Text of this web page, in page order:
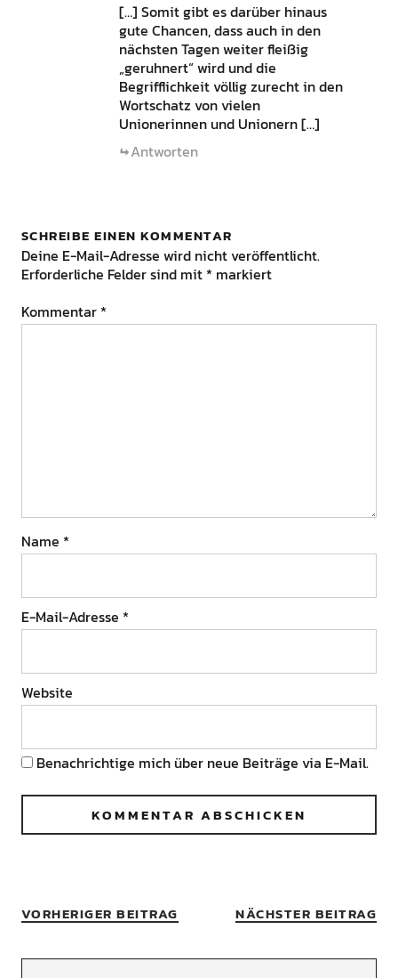
[…] Somit gibt es darüber hinaus
gute Chancen, dass auch in den
nächsten Tagen weiter fleißig
„geruhnert“ wird und die
Begrifflichkeit völlig zurecht in den
Wortschatz von vielen
Unionerinnen und Unionern […]
Antworten
SCHREIBE EINEN KOMMENTAR
Deine E-Mail-Adresse wird nicht veröffentlicht.
Erforderliche Felder sind mit * markiert
Kommentar *
Name *
E-Mail-Adresse *
Website
Benachrichtige mich über neue Beiträge via E-Mail.
VORHERIGER BEITRAG NÄCHSTER BEITRAG